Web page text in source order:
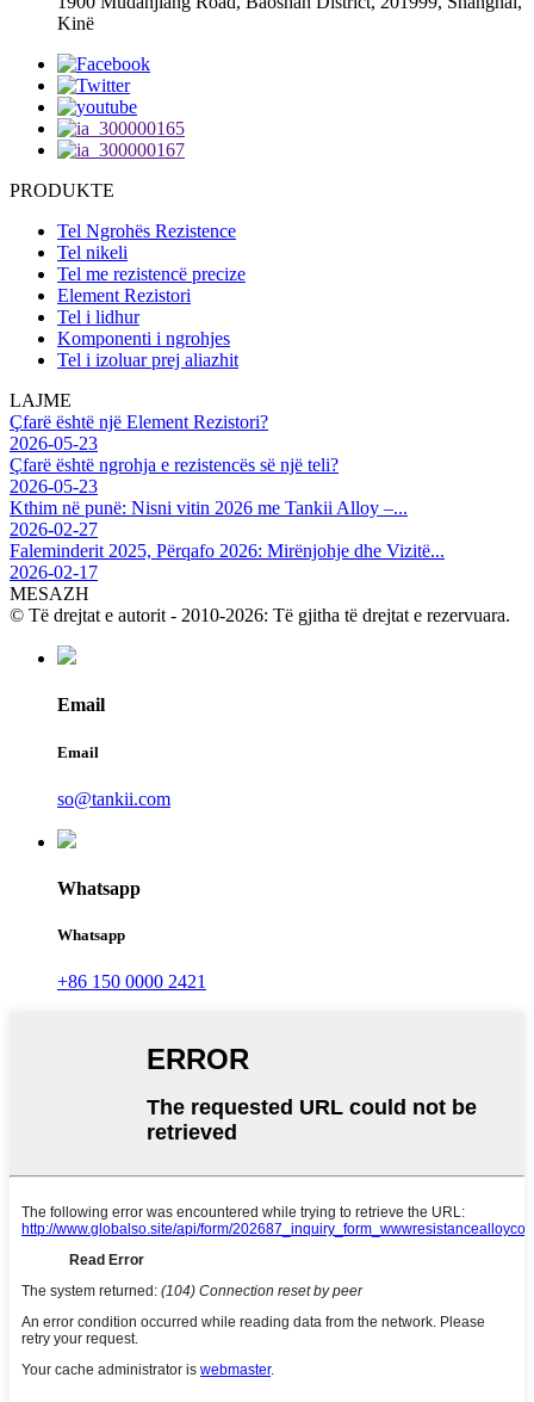
Kinë
PRODUKTE
Tel Ngrohës Rezistence
Tel nikeli
Tel me rezistencë precize
Element Rezistori
Tel i lidhur
Komponenti i ngrohjes
Tel i izoluar prej aliazhit
LAJME
Çfarë është një Element Rezistori?
2026-05-23
Çfarë është ngrohja e rezistencës së një teli?
2026-05-23
Kthim në punë: Nisni vitin 2026 me Tankii Alloy –...
2026-02-27
Faleminderit 2025, Përqafo 2026: Mirënjohje dhe Vizitë...
2026-02-17
MESAZH
© Të drejtat e autorit - 2010-2026: Të gjitha të drejtat e rezervuara.
Email
Email
so@tankii.com
Whatsapp
Whatsapp
+86 150 0000 2421